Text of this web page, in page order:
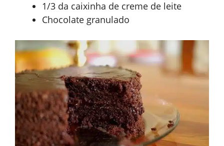
1/3 da caixinha de creme de leite
Chocolate granulado